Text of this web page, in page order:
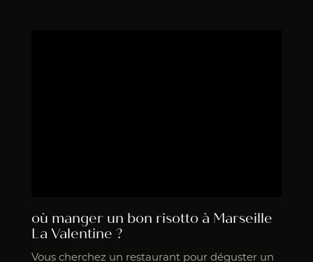
où manger un bon risotto à Marseille
La Valentine ?
Vous cherchez un restaurant pour déguster un